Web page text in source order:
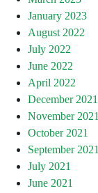
January 2023
August 2022
July 2022
June 2022
April 2022
December 2021
November 2021
October 2021
September 2021
July 2021
June 2021